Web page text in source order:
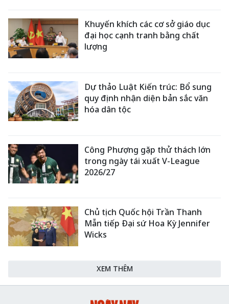
Khuyến khích các cơ sở giáo dục
đại học cạnh tranh bằng chất
lượng
Dự thảo Luật Kiến trúc: Bổ sung
quy định nhận diện bản sắc văn
hóa dân tộc
Công Phượng gặp thử thách lớn
trong ngày tái xuất V-League
2026/27
Chủ tịch Quốc hội Trần Thanh
Mẫn tiếp Đại sứ Hoa Kỳ Jennifer
Wicks
XEM THÊM